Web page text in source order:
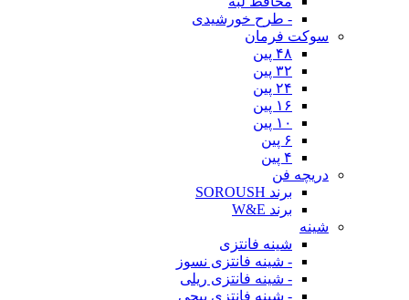
- طرح خورشیدی
سوکت فرمان
۴۸ پین
۳۲ پین
۲۴ پین
۱۶ پین
۱۰ پین
۶ پین
۴ پین
دریچه فن
برند SOROUSH
برند W&E
شینه
شینه فانتزی
- شینه فانتزی نسوز
- شینه فانتزی ریلی
- شینه فانتزی پیچی